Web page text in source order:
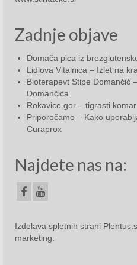
Zadnje objave
Domača pica iz
Lidlova Vitalnica – Izlet na
Bioterapevt Stipe Domančić
Domančića
Rokavice gor – tigrasti
Priporočamo – Kako
Curaprox
Najdete nas na:
Izdelava spletnih strani
marketing